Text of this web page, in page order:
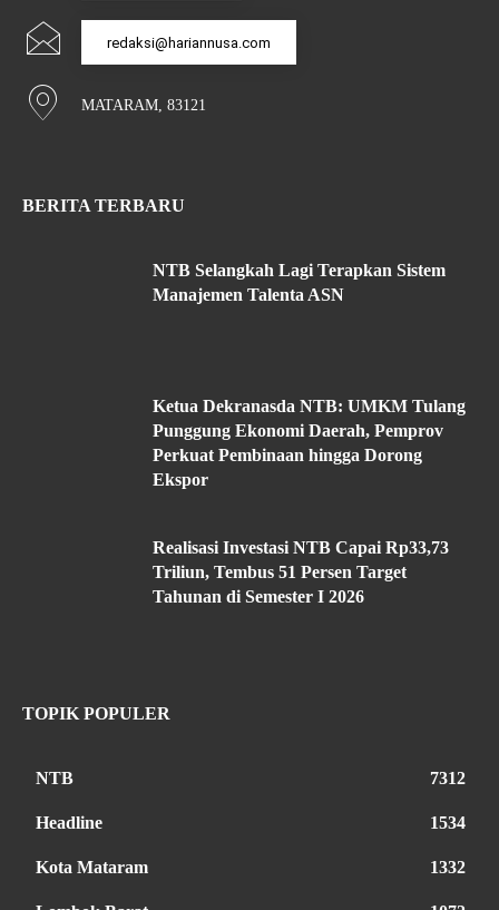
redaksi@hariannusa.com
MATARAM, 83121
BERITA TERBARU
NTB Selangkah Lagi Terapkan Sistem
Manajemen Talenta ASN
Ketua Dekranasda NTB: UMKM Tulang
Punggung Ekonomi Daerah, Pemprov
Perkuat Pembinaan hingga Dorong
Ekspor
Realisasi Investasi NTB Capai Rp33,73
Triliun, Tembus 51 Persen Target
Tahunan di Semester I 2026
TOPIK POPULER
NTB 7312
Headline 1534
Kota Mataram 1332